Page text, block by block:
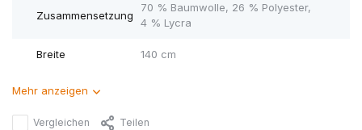
Zusammensetzung
70 % Baumwolle, 26 % Polyester,
4 % Lycra
Breite 140 cm
Mehr anzeigen
Vergleichen Teilen